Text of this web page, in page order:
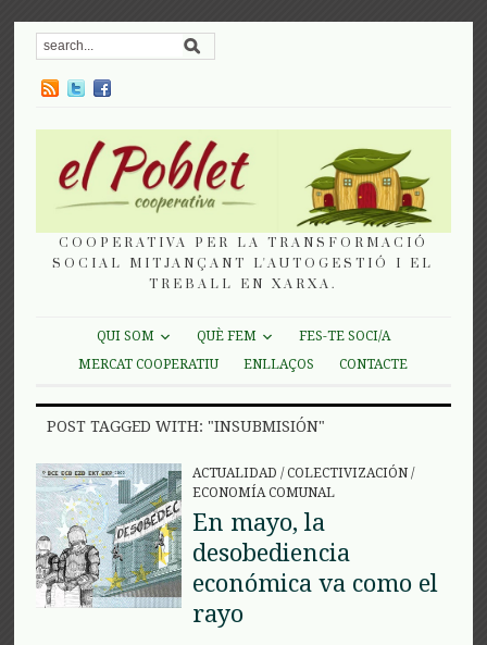
COOPERATIVA PER LA TRANSFORMACIÓ
SOCIAL MITJANÇANT L'AUTOGESTIÓ I EL
TREBALL EN XARXA.
QUI SOM QUÈ FEM
FES-TE SOCI/A
MERCAT COOPERATIU
ENLLAÇOS CONTACTE
POST TAGGED WITH: "INSUBMISIÓN"
ACTUALIDAD /COLECTIVIZACIÓN/
ECONOMÍA COMUNAL
En mayo, la
desobediencia
económica va como el
rayo